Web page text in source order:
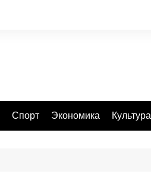
Спорт Экономика Культура